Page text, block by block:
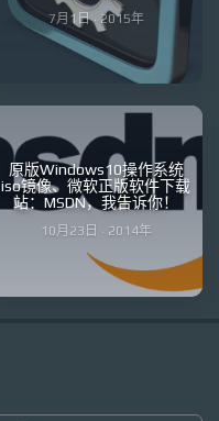
7月1日 · 2015年
原版Windows10操作系统
iso镜像、微软正版软件下载
站：MSDN，我告诉你！
10月23日 · 2014年